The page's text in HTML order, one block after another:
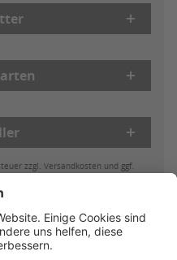
zzgl. Versandkosten und ggf.
Widerruf
Reklamationen
Vertrag widerrufen